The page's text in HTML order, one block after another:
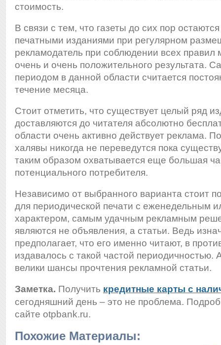
стоимость.
В связи с тем, что газеты до сих пор
печатными изданиями при регулярном
рекламодатель при соблюдении всех правил
очень и очень положительного результата.
периодом в данной области считается
течение месяца.
Стоит отметить, что существует целый ряд
доставляются до читателя абсолютно
области очень активно действует реклама.
халявы никогда не переведутся пока
таким образом охватывается еще большая
потенциального потребителя.
Независимо от выбранного варианта стоит
для периодической печати с еженедельным
характером, самым удачным рекламным
являются не объявления, а статьи. Ведь
предполагает, что его именно читают, в
издавалось с такой частой периодичностью.
велики шансы прочтения рекламной статьи.
Заметка. Получить кредитные карты с
сегодняшний день – это не проблема.
сайте otpbank.ru.
Похожие Материалы: